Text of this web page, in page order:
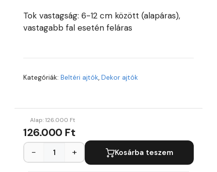
Tok vastagság: 6-12 cm között (alapáras),
vastagabb fal esetén feláras
Kategóriák: Beltéri ajtók, Dekor ajtók
Alap:126.000 Ft
126.000 Ft
− + Kosárba teszem